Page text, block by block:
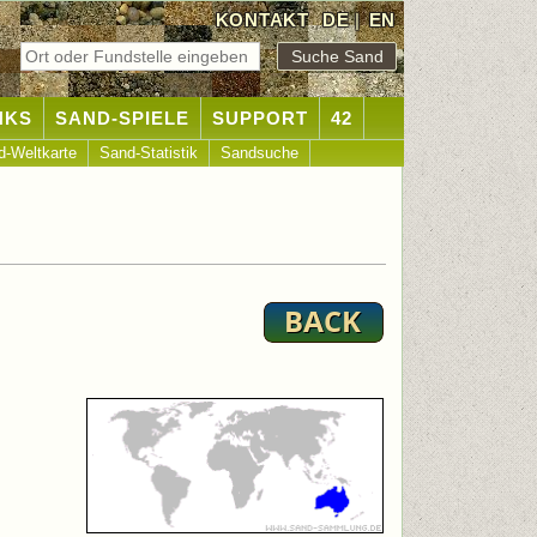
KONTAKT DE|EN
SAND-SPIELE SUPPORT 42
Weltkarte Sand-Statistik Sandsuche